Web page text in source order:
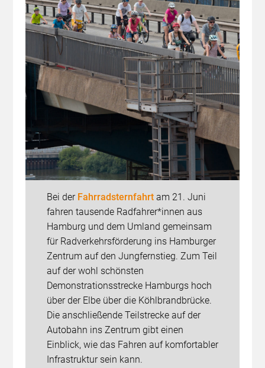
Bei der Fahrradsternfahrtam 21. Juni
fahren tausende Radfahrer*innen aus
Hamburg und dem Umland gemeinsam
für Radverkehrsförderung ins Hamburger
Zentrum auf den Jungfernstieg. Zum Teil
auf der wohl schönsten
Demonstrationsstrecke Hamburgs hoch
über der Elbe über die Köhlbrandbrücke.
Die anschließende Teilstrecke auf der
Autobahn ins Zentrum gibt einen
Einblick, wie das Fahren auf komfortabler
Infrastruktur sein kann.